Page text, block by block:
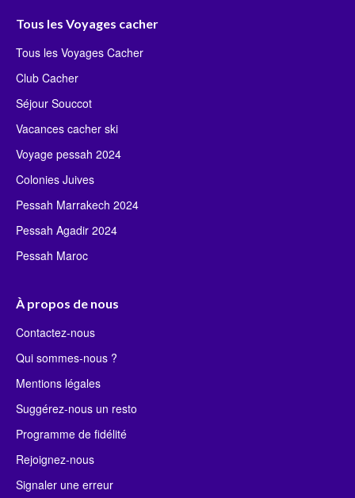
Tous les Voyages cacher
Tous les Voyages Cacher
Club Cacher
Séjour Souccot
Vacances cacher ski
Voyage pessah 2024
Colonies Juives
Pessah Marrakech 2024
Pessah Agadir 2024
Pessah Maroc
À propos de nous
Contactez-nous
Qui sommes-nous ?
Mentions légales
Suggérez-nous un resto
Programme de fidélité
Rejoignez-nous
Signaler une erreur